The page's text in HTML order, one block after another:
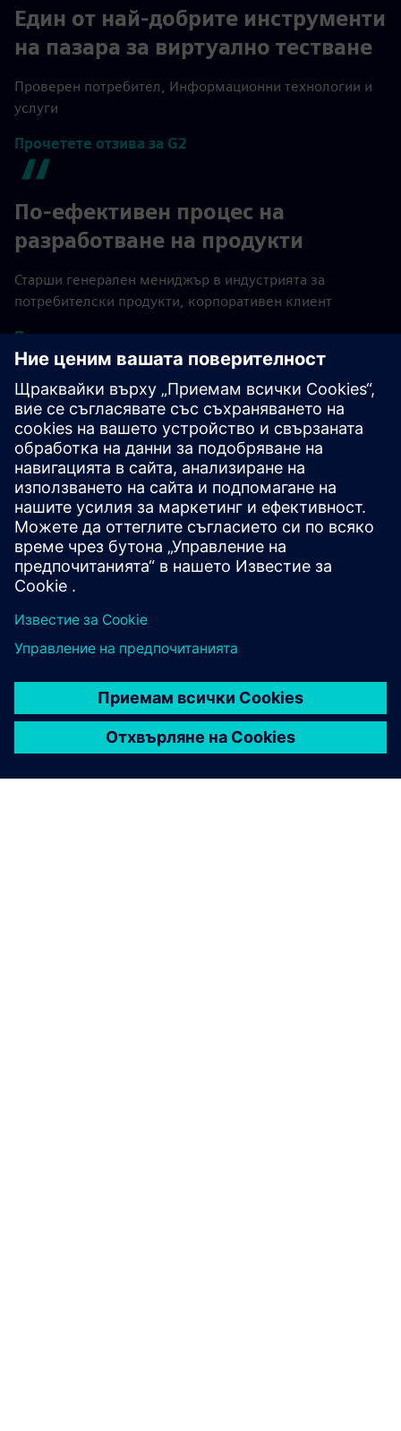
Един от най-добрите инструменти
на пазара за виртуално тестване
Проверен потребител, Информационни технологии и
услуги
Прочетете отзива за G2
По-ефективен процес на
разработване на продукти
Старши генерален мениджър в индустрията за
потребителски продукти, корпоративен клиент
Прочетете казус
Отлична програма за широк
спектър от анализи
Главен специалист, корпоративен клиент
Прочетете отзива за G2